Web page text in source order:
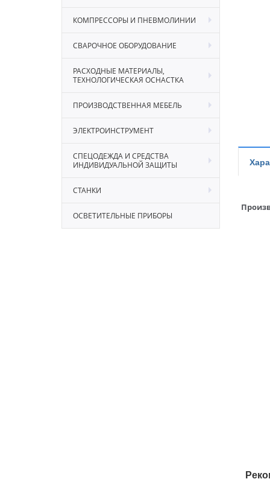
КОМПРЕССОРЫ И ПНЕВМОЛИНИИ
СВАРОЧНОЕ ОБОРУДОВАНИЕ
РАСХОДНЫЕ МАТЕРИАЛЫ,
ТЕХНОЛОГИЧЕСКАЯ ОСНАСТКА
ПРОИЗВОДСТВЕННАЯ МЕБЕЛЬ
ЭЛЕКТРОИНСТРУМЕНТ
СПЕЦОДЕЖДА И СРЕДСТВА
ИНДИВИДУАЛЬНОЙ ЗАЩИТЫ
СТАНКИ
ОСВЕТИТЕЛЬНЫЕ ПРИБОРЫ